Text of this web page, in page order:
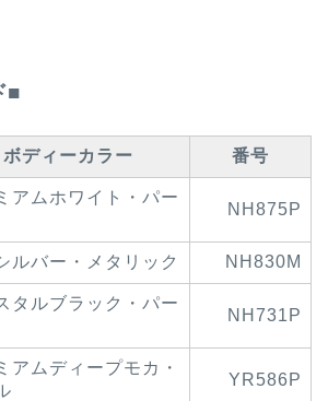
■
ボディーカラー 番号
アムホワイト・パー
NH875P
ルバー・メタリック NH830M
タルブラック・パー
NH731P
アムディープモカ・
YR586P